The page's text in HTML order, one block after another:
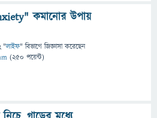
কমানোর উপায়
"লাইফ" বিভাগে জিজ্ঞাসাকরেছেন
(250 পয়েন্ট)